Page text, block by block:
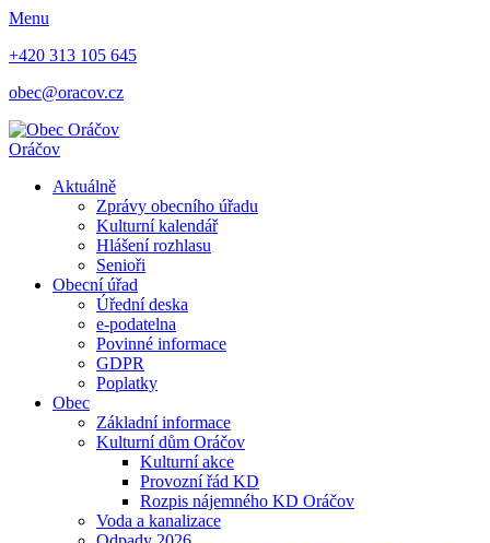
Menu
+420 313 105 645
obec@oracov.cz
Oráčov
Aktuálně
Zprávy obecního úřadu
Kulturní kalendář
Hlášení rozhlasu
Senioři
Obecní úřad
Úřední deska
e-podatelna
Povinné informace
GDPR
Poplatky
Obec
Základní informace
Kulturní dům Oráčov
Kulturní akce
Provozní řád KD
Rozpis nájemného KD Oráčov
Voda a kanalizace